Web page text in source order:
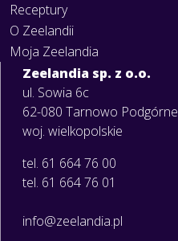
Receptury
O Zeelandii
Moja Zeelandia
Zeelandia sp. z o.o.
ul. Sowia 6c
62-080 Tarnowo Podgórne
woj. wielkopolskie
tel. 61 664 76 00
tel. 61 664 76 01
info@zeelandia.pl